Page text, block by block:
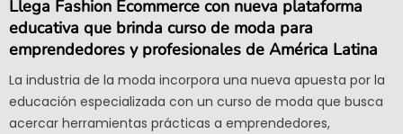
Llega Fashion Ecommerce con nueva plataforma
educativa que brinda curso de moda para
emprendedores y profesionales de América Latina
La industria de la moda incorpora una nueva apuesta por la
educación especializada con un curso de moda que busca
acercar herramientas prácticas a emprendedores,